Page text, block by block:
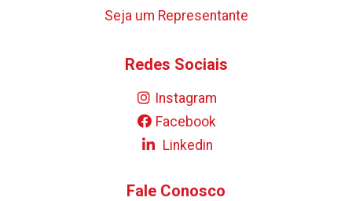
Seja um Representante
Redes Sociais
Instagram
Facebook
Linkedin
Fale Conosco